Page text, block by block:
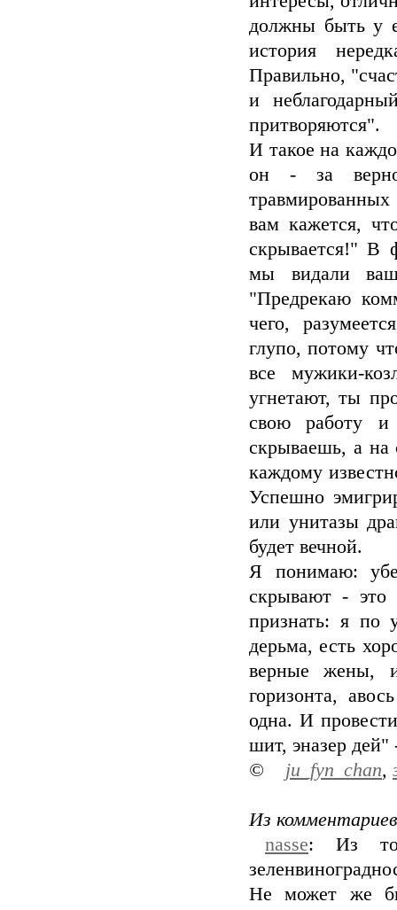
должны быть у
история
Правильно,
и
притворяются".
И такое на
он - за
вам кажется,
скрывается!" В
мы видали
"Предрекаю
чего,
глупо, потому
все мужики-
угнетают, ты
свою работу
скрываешь, а на
каждому
Успешно
или унитазы
будет вечной.
Я понимаю:
скрывают -
признать: я по
дерьма, есть
верные жены,
горизонта,
одна. И
шит, эназер дей"
©
ju_fyn_chan,
Из
nasse: Из
Не может же